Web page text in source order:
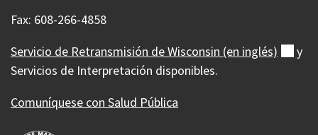
Fax: 608-266-4858
Servicio de Retransmisión de Wisconsin (en inglés)
y
Servicios de Interpretación disponibles.
Comuníquese con Salud Pública